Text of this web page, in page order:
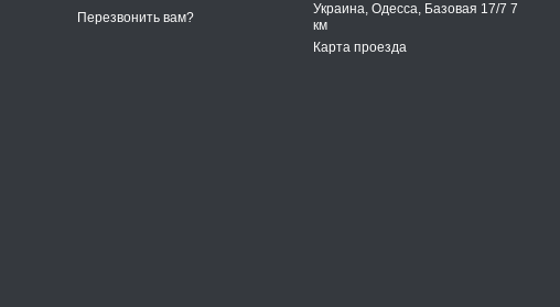
Перезвонить вам?
Украина, Одесса, Базовая 17/7 7
км
Карта проезда